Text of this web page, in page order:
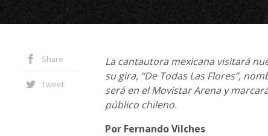
Share
Tweet
La cantautora mexicana visitará
su gira, “De Todas Las Flores”,
será en el Movistar Arena y
público chileno.
Por Fernando Vilches